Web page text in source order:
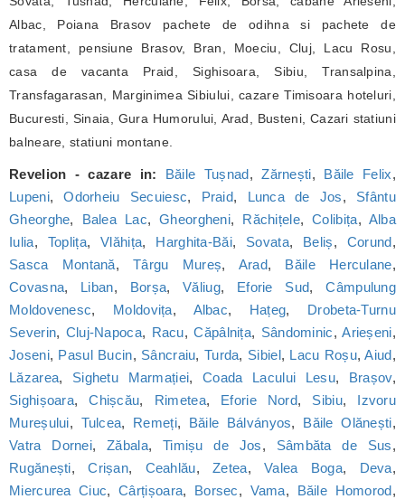
Albac, Poiana Brasov pachete de odihna si pachete de
tratament, pensiune Brasov, Bran, Moeciu, Cluj, Lacu Rosu,
casa de vacanta Praid, Sighisoara, Sibiu, Transalpina,
Transfagarasan, Marginimea Sibiului, cazare Timisoara hoteluri,
Bucuresti, Sinaia, Gura Humorului, Arad, Busteni, Cazari statiuni
balneare, statiuni montane.
Revelion - cazare in: Băile Tușnad,Zărnești, Băile Felix,
Lupeni,Odorheiu Secuiesc, Praid, Lunca de Jos, Sfântu
Gheorghe, Balea Lac,Gheorgheni, Răchițele,Colibița, Alba
Iulia, Toplița,Vlăhița, Harghita-Băi, Sovata, Beliș, Corund,
Sasca Montană,Târgu Mureș, Arad, Băile Herculane,
Covasna, Liban, Borșa,Văliug, Eforie Sud,Câmpulung
Moldovenesc, Moldovița, Albac, Hațeg, Drobeta-Turnu
Severin, Cluj-Napoca, Racu,Căpâlnița, Sândominic,Arieșeni,
Joseni, Pasul Bucin, Sâncraiu, Turda, Sibiel, Lacu Roșu,Aiud,
Lăzarea, Sighetu Marmației,Coada Lacului Lesu, Brașov,
Sighișoara,Chișcău, Rimetea, Eforie Nord, Sibiu, Izvoru
Mureșului, Tulcea, Remeți, Băile Bálványos, Băile Olănești,
Vatra Dornei,Zăbala, Timișu de Jos, Sâmbăta de Sus,
Rugănești,Crișan, Ceahlău,Zetea,Valea Boga, Deva,
Miercurea Ciuc,Cârțișoara, Borsec, Vama, Băile Homorod,